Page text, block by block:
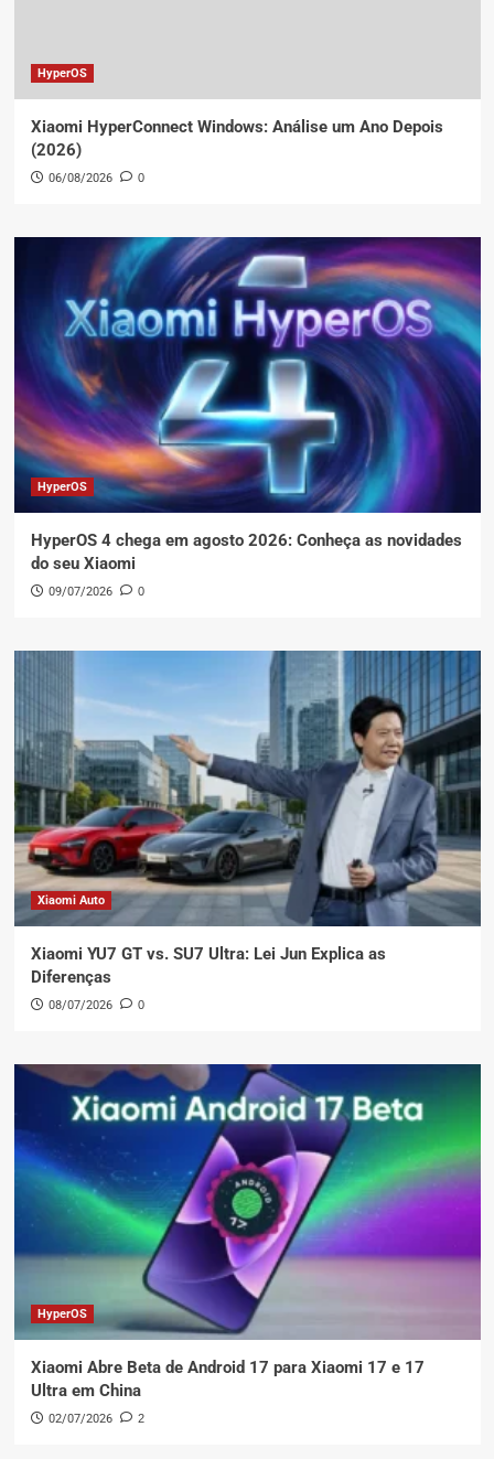
HyperOS
Xiaomi HyperConnect Windows: Análise um Ano Depois
(2026)
06/08/2026 0
HyperOS
HyperOS 4 chega em agosto 2026: Conheça as novidades
do seu Xiaomi
09/07/2026 0
Xiaomi Auto
Xiaomi YU7 GT vs. SU7 Ultra: Lei Jun Explica as
Diferenças
08/07/2026 0
HyperOS
Xiaomi Abre Beta de Android 17 para Xiaomi 17 e 17
Ultra em China
02/07/2026 2